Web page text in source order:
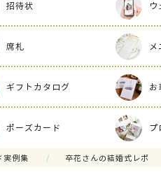
招待状 ウ
席札 メ
ギフトカタログ お
ポーズカード プ
実例集 卒花さんの結婚式レポ